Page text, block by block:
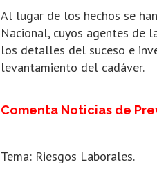
Al lugar de los hechos se
Nacional, cuyos agentes de
los detalles del suceso e
levantamiento del cadáver.
Comenta Noticias de
Tema: Riesgos Laborales.